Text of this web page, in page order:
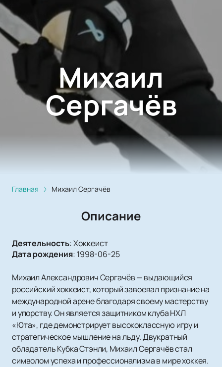
Михаил
Сергачёв
Главная Михаил Сергачёв
Описание
Деятельность:Хоккеист
Дата рождения: 1998-06-25
Михаил Александрович Сергачёв — выдающийся
российский хоккеист, который завоевал признание на
международной арене благодаря своему мастерству
и упорству. Он является защитником клуба НХЛ
«Юта», где демонстрирует высококлассную игру и
стратегическое мышление на льду. Двукратный
обладатель Кубка Стэнли, Михаил Сергачёв стал
символом успеха и профессионализма в мире хоккея.